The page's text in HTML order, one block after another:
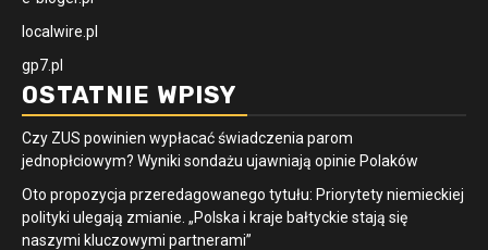
localwire.pl
gp7.pl
OSTATNIE WPISY
Czy ZUS powinien wypłacać świadczenia parom
jednopłciowym? Wyniki sondażu ujawniają opinie Polaków
Oto propozycja przeredagowanego tytułu: Priorytety niemieckiej
polityki ulegają zmianie. „Polska i kraje bałtyckie stają się
naszymi kluczowymi partnerami”